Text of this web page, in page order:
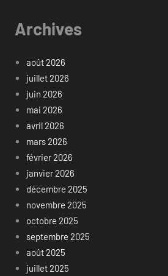
Archives
août 2026
juillet 2026
juin 2026
mai 2026
avril 2026
mars 2026
février 2026
janvier 2026
décembre 2025
novembre 2025
octobre 2025
septembre 2025
août 2025
juillet 2025